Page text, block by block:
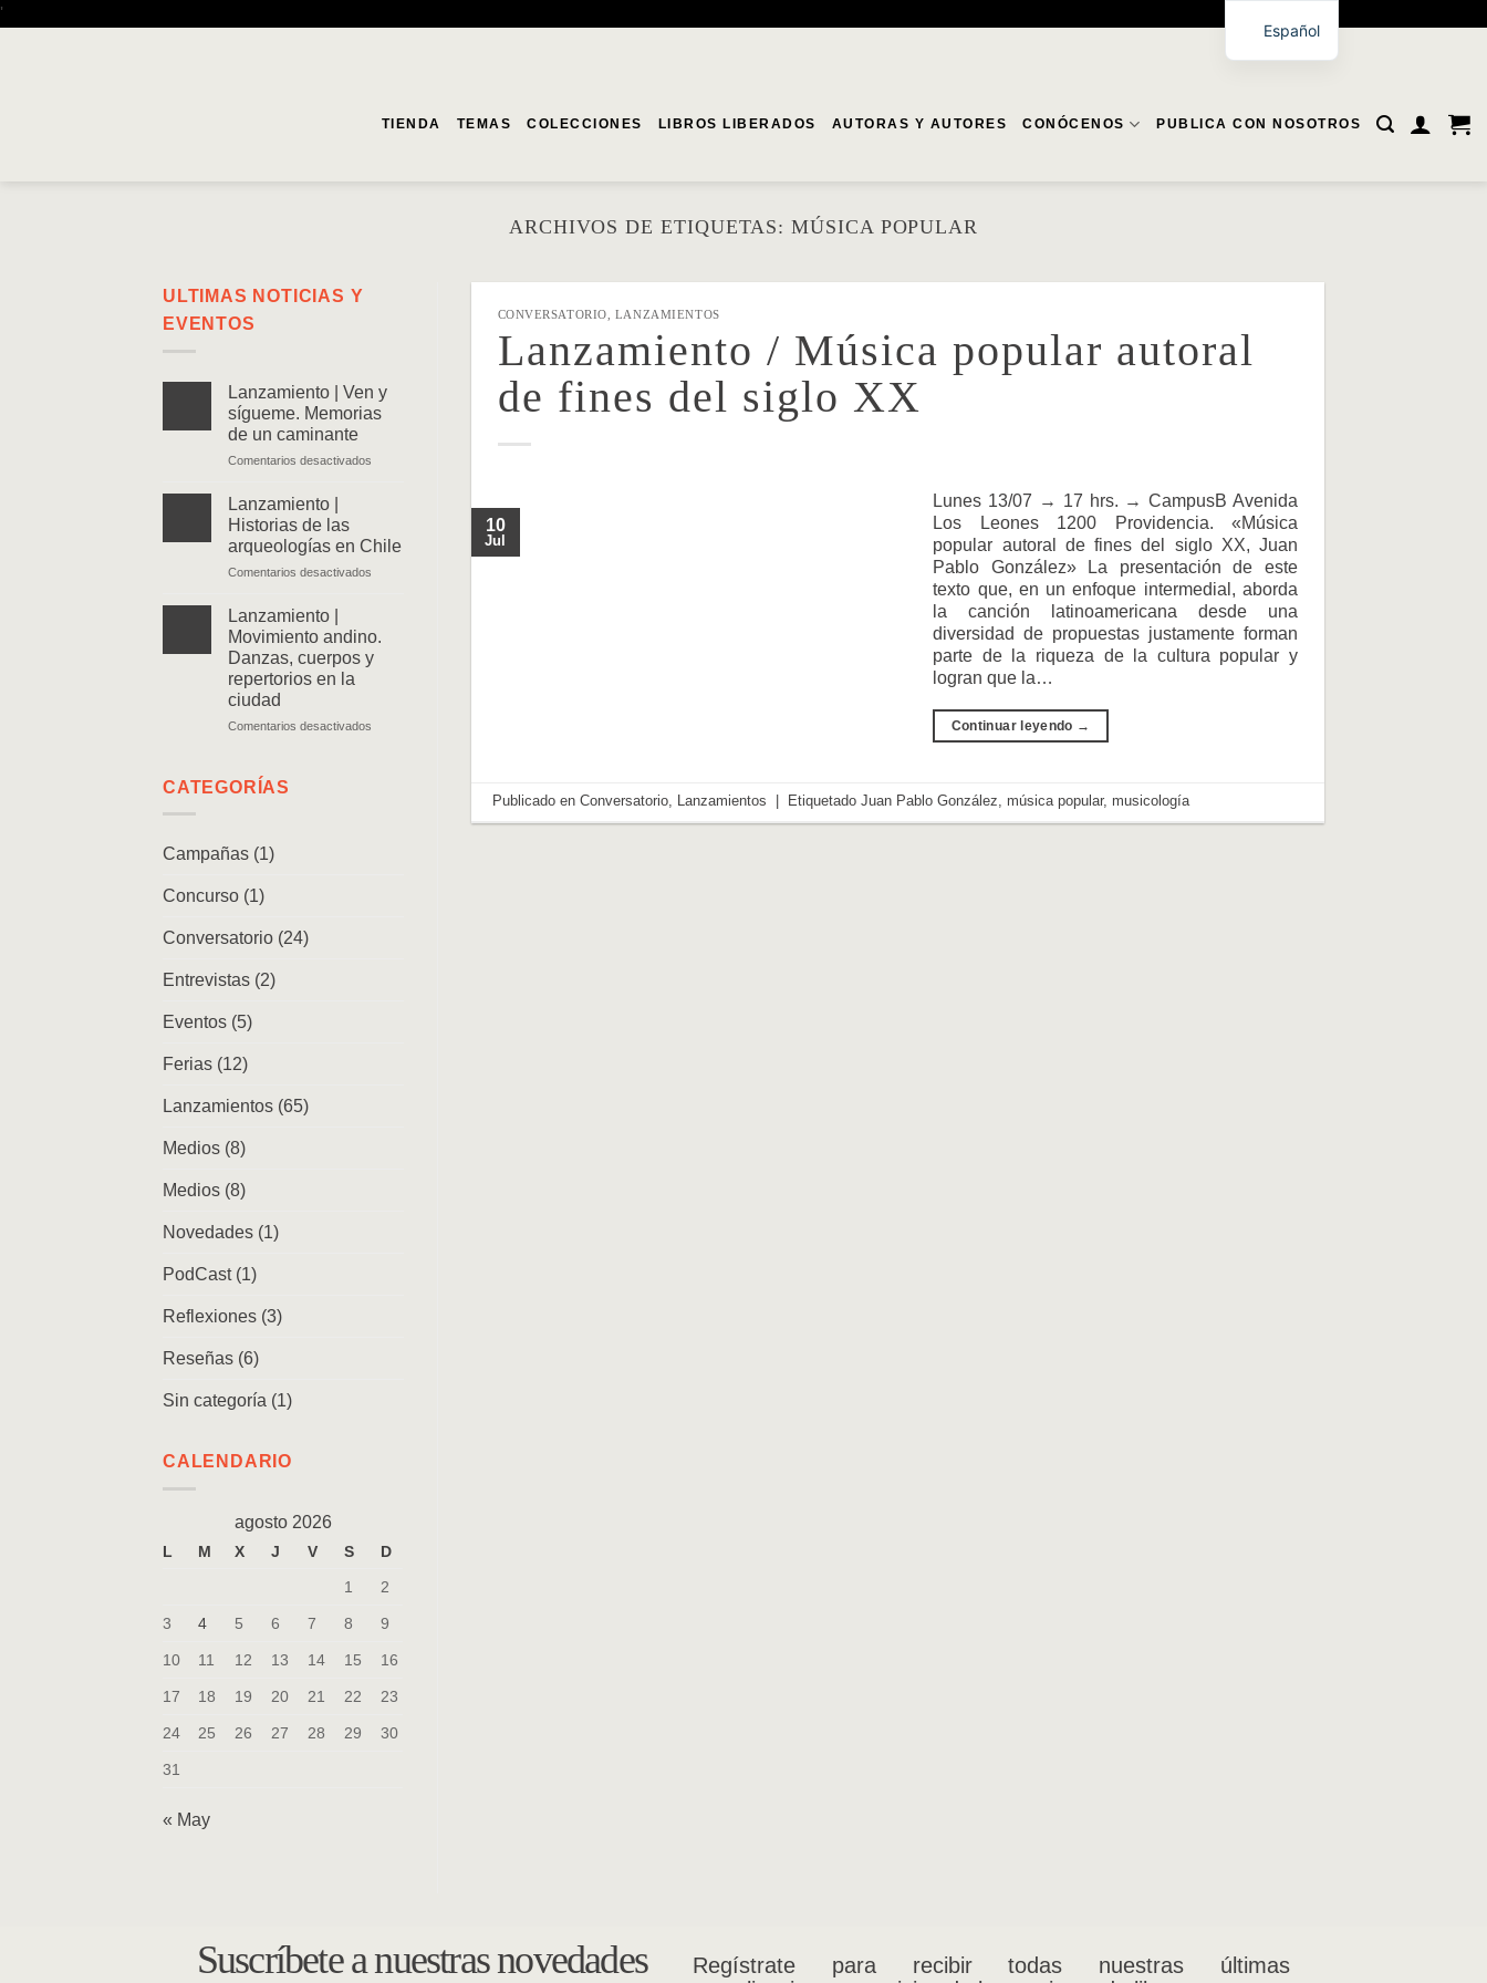
'
TIENDA TEMAS COLECCIONES LIBROS LIBERADOS AUTORAS Y AUTORES CONÓCENOS PUBLICA CON NOSOTROS
ARCHIVOS DE ETIQUETAS:MÚSICA POPULAR
ULTIMAS NOTICIAS Y
EVENTOS
Lanzamiento | Ven y
sígueme. Memorias
de un caminante
Comentarios desactivados
sígueme.
Lanzamiento |
Historias de las
arqueologías en Chile
Comentarios desactivados
de
las
Lanzamiento |
Movimiento andino.
Danzas, cuerpos y
repertorios en la
ciudad
Comentarios desactivados
CATEGORÍAS
Campañas (1)
Concurso (1)
Conversatorio (24)
Entrevistas (2)
Eventos (5)
Ferias (12)
Lanzamientos (65)
Medios (8)
Medios (8)
Novedades (1)
PodCast(1)
Reflexiones (3)
Reseñas (6)
Sin categoría (1)
CALENDARIO
agosto 2026
L M X J V S
D
1
2
3 4 5 6 7 8 9
10 11 12 13 14 15 16
17 18 19 20 21 22 23
24 25 26 27 28 29 30
31
« May
CONVERSATORIO LANZAMIENTOS
Lanzamiento / Música popular autoral
de fines del siglo XX
10
Jul
Lunes 13/07 → 17 hrs. → CampusB Avenida
Los Leones 1200 Providencia. «Música
popular autoral de fines del siglo XX, Juan
Pablo González» La presentación de este
texto que, en un enfoque intermedial, aborda
la canción latinoamericana desde una
diversidad de propuestas justamente forman
parte de la riqueza de la cultura popular y
logran que la…
Continuar leyendo →
Publicado en Conversatorio, Lanzamientos Etiquetado Juan Pablo González, música popular, musicología
Suscríbete a nuestras novedades
Regístrate para recibir todas nuestras últimas
Español